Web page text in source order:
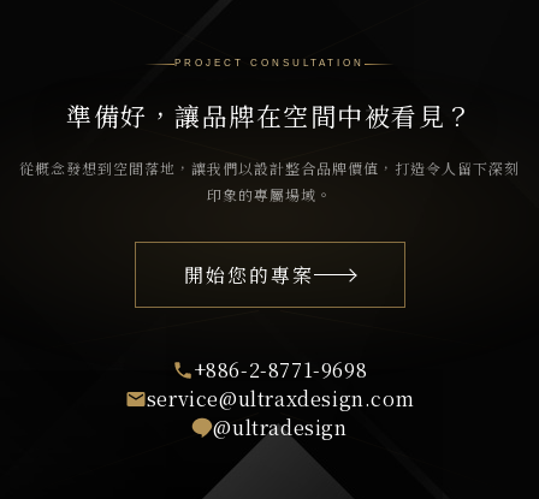
PROJECT CONSULTATION
準備好，讓品牌在空間中被看見？
從概念發想到空間落地，讓我們以設計整合品牌價值，打造令人留下深刻
印象的專屬場域。
開始您的專案
+886-2-8771-9698
service@ultraxdesign.com
@ultradesign